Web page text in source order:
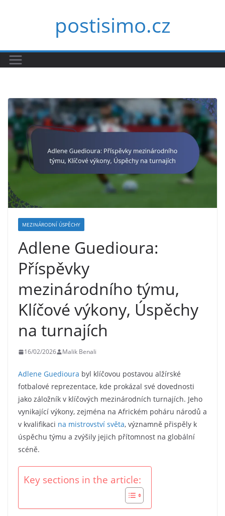
postisimo.cz
MEZINÁRODNÍ ÚSPĚCHY
Adlene Guedioura:
Příspěvky
mezinárodního týmu,
Klíčové výkony, Úspěchy
na turnajích
16/02/2026 Malik Benali
Adlene Guedioura byl klíčovou postavou alžírské
fotbalové reprezentace, kde prokázal své dovednosti
jako záložník v klíčových mezinárodních turnajích. Jeho
vynikající výkony, zejména na Africkém poháru národů a
v kvalifikaci na mistrovství světa, významně přispěly k
úspěchu týmu a zvýšily jejich přítomnost na globální
scéně.
Key sections in the article: